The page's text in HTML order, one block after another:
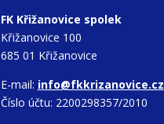
FK Křižanovice spolek
Křižanovice 100
685 01 Křižanovice
E-mail: info@fkkrizanovice.cz
Číslo účtu: 2200298357/2010